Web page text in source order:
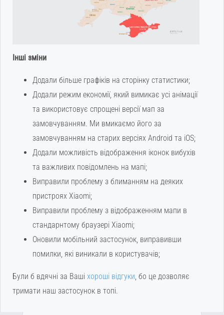
Інші зміни
Додали більше графіків на сторінку статистики;
Додали режим економії, який вимикає усі анімації
та використовує спрощені версії мап за
замовчуванням. Ми вмикаємо його за
замовчуванням на старих версіях Android та iOS;
Додали можливість відображення іконок вибухів
та важливих повідомлень на мапі;
Виправили проблему з блиманням на деяких
пристроях Xiaomi;
Виправили проблему з відображенням мапи в
стандарнтому браузері Xiaomi;
Оновили мобільний застосунок, виправивши
помилки, які виникали в користувачів;
Були б вдячні за Ваші хороші відгуки , бо це дозволяє
тримати наш застосунок в топі.